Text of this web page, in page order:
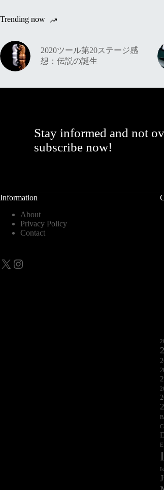
Trending now
2020ツール第20ステージ感
想：伝説の誕生
Stay informed and not
subscribe now!
Information
About
Privacy Policy
Contact
X Instagram